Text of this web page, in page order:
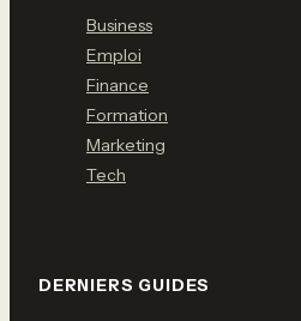
Business
Emploi
Finance
Formation
Marketing
Tech
DERNIERS GUIDES